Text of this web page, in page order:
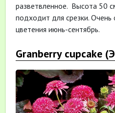
разветвленное. Высота 50
подходит для срезки.
цветения июнь-сентябрь.
Granberry cupcake